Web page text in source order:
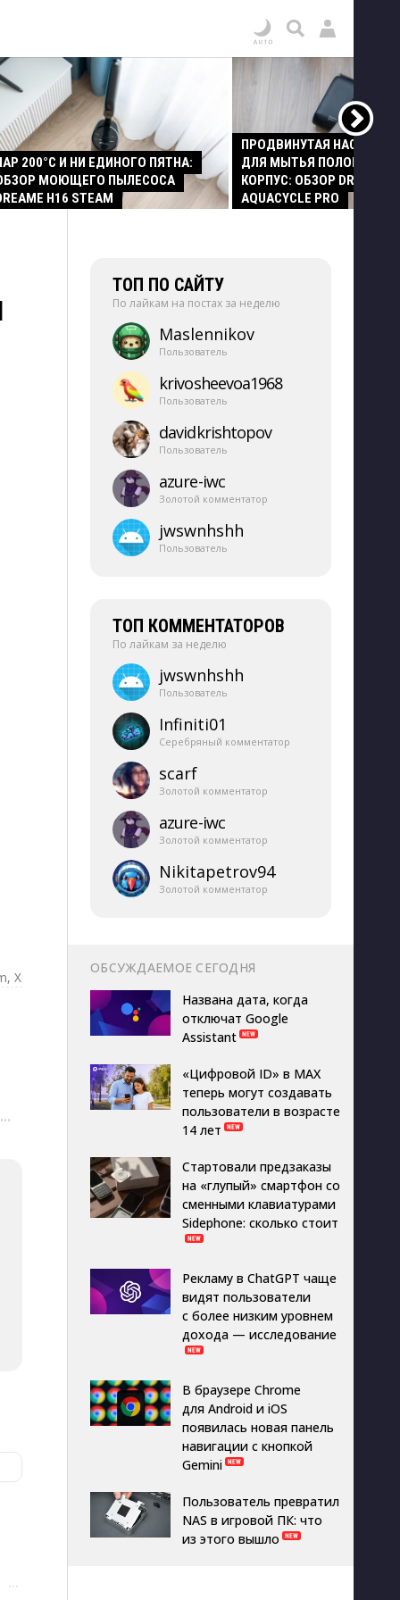
200°C И НИ ЕДИНОГО ПЯТНА:
МОЮЩЕГО ПЫЛЕСОСА
H16 STEAM
ПРОДВИНУТАЯ НАСАДКА
ДЛЯ МЫТЬЯ ПОЛОВ И
КОРПУС: ОБЗОР DREAME
AQUACYCLE PRO
X
···
···
ТОП ПО САЙТУ
По лайкам на постах за неделю
Maslennikov
Пользователь
krivosheevoa1968
Пользователь
davidkrishtopov
Пользователь
azure-​iwc
Золотой комментатор
jwswnhshh
Пользователь
ТОП КОММЕНТАТОРОВ
По лайкам за неделю
jwswnhshh
Пользователь
Infiniti01
Серебряный комментатор
scarf
Золотой комментатор
azure-​iwc
Золотой комментатор
Nikitapetrov94
Золотой комментатор
ОБСУЖДАЕМОЕ СЕГОДНЯ
Названа дата, когда
отключат Google
Assistant
«Цифровой ID» в MAX
теперь могут создавать
пользователи в возрасте
14 лет
Стартовали предзаказы
на «глупый» смартфон со
сменными клавиатурами
Sidephone: сколько стоит
Рекламу в ChatGPT чаще
видят пользователи
с более низким уровнем
дохода — исследование
В браузере Chrome
для Android и iOS
появилась новая панель
навигации с кнопкой
Gemini
Пользователь превратил
NAS в игровой ПК: что
из этого вышло